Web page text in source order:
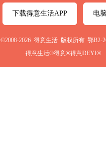
下载得意生活APP 电
©2008-2026 得意生活 版权所有 鄂B2-
得意生活®得意®得意DEYI®